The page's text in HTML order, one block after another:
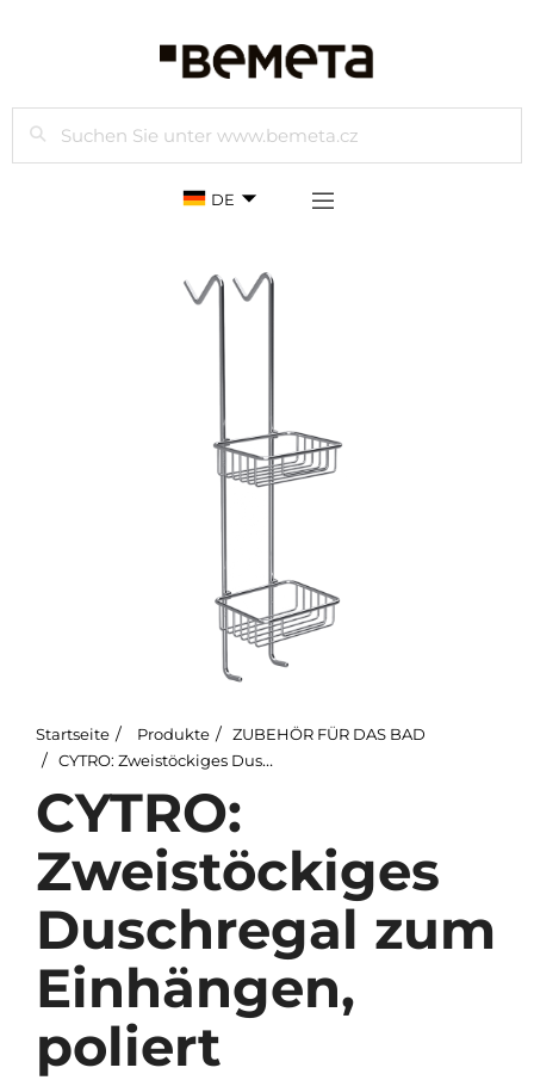
Suchen
DE
Startseite Produkte
ZUBEHÖR FÜR DAS BAD
CYTRO: Zweistöckiges Duschregal zum Einhängen, poliert
CYTRO:
Zweistöckiges
Duschregal zum
Einhängen,
poliert